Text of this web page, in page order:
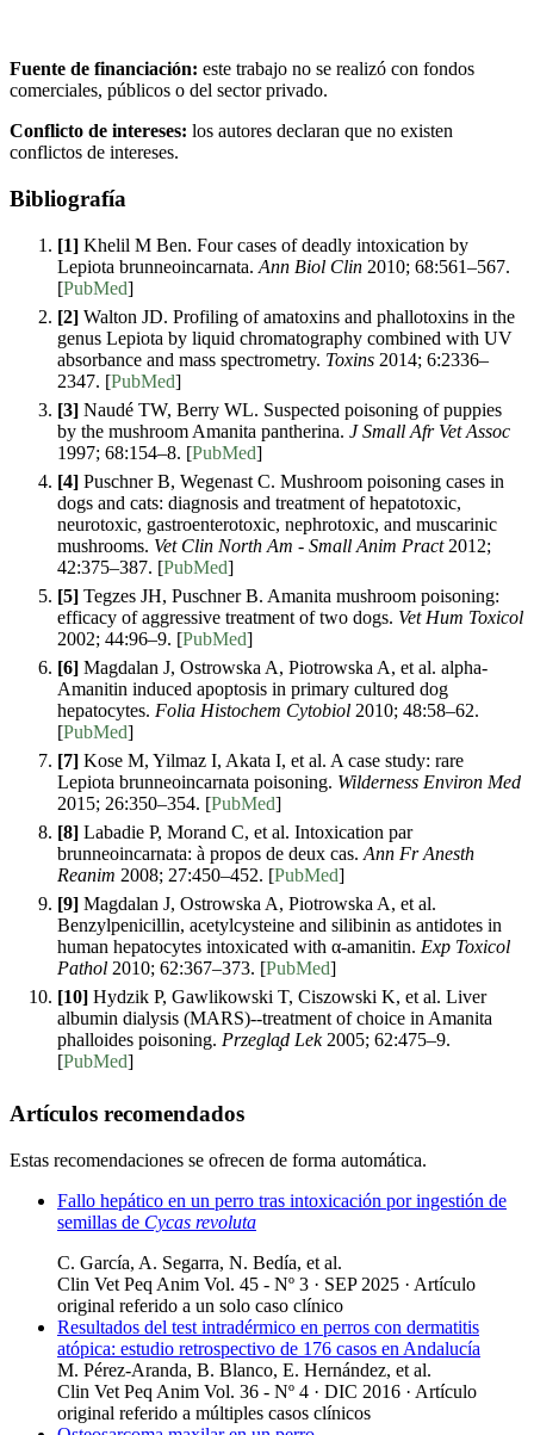
Fuente de financiación: este trabajo no se realizó con fondos
comerciales, públicos o del sector privado.
Conflicto de intereses: los autores declaran que no existen
conflictos de intereses.
Bibliografía
[1] Khelil M Ben. Four cases of deadly intoxication by
Lepiota brunneoincarnata. Ann Biol Clin 2010; 68:561–567.
[PubMed]
[2] Walton JD. Profiling of amatoxins and phallotoxins in the
genus Lepiota by liquid chromatography combined with UV
absorbance and mass spectrometry. Toxins 2014; 6:2336–
2347. [PubMed]
[3] Naudé TW, Berry WL. Suspected poisoning of puppies
by the mushroom Amanita pantherina. J Small Afr Vet Assoc
1997; 68:154–8. [PubMed]
[4] Puschner B, Wegenast C. Mushroom poisoning cases in
dogs and cats: diagnosis and treatment of hepatotoxic,
neurotoxic, gastroenterotoxic, nephrotoxic, and muscarinic
mushrooms. Vet Clin North Am - Small Anim Pract2012;
42:375–387. [PubMed]
[5] Tegzes JH, Puschner B. Amanita mushroom poisoning:
efficacy of aggressive treatment of two dogs. Vet Hum Toxicol
2002; 44:96–9. [PubMed]
[6] Magdalan J, Ostrowska A, Piotrowska A, et al. alpha-
Amanitin induced apoptosis in primary cultured dog
hepatocytes. Folia Histochem Cytobiol 2010; 48:58–62.
[PubMed]
[7] Kose M, Yilmaz I, Akata I, et al. A case study: rare
Lepiota brunneoincarnata poisoning. Wilderness Environ Med
2015; 26:350–354. [PubMed]
[8] Labadie P, Morand C, et al. Intoxication par
brunneoincarnata: à propos de deux cas. Ann Fr Anesth
Reanim 2008; 27:450–452. [PubMed]
[9] Magdalan J, Ostrowska A, Piotrowska A, et al.
Benzylpenicillin, acetylcysteine and silibinin as antidotes in
human hepatocytes intoxicated with α-amanitin. Exp Toxicol
Pathol 2010; 62:367–373. [PubMed]
[10] Hydzik P, Gawlikowski T, Ciszowski K, et al. Liver
albumin dialysis (MARS)--treatment of choice in Amanita
phalloides poisoning. Przegla̧d Lek2005; 62:475–9.
[PubMed]
Artículos recomendados
Estas recomendaciones se ofrecen de forma automática.
Fallo hepático en un perro tras intoxicación por ingestión de
semillas de Cycas revoluta
C. García, A. Segarra, N. Bedía, et al.
Clin Vet Peq Anim Vol. 45 - Nº 3 · SEP 2025 · Artículo
original referido a un solo caso clínico
Resultados del test intradérmico en perros con dermatitis
atópica: estudio retrospectivo de 176 casos en Andalucía
M. Pérez-Aranda, B. Blanco, E. Hernández, et al.
Clin Vet Peq Anim Vol. 36 - Nº 4 · DIC 2016 · Artículo
original referido a múltiples casos clínicos